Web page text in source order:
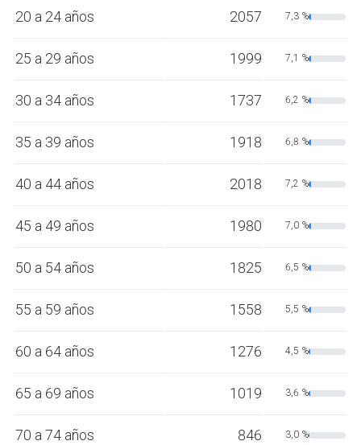
20 a 24 años 2057 7,3 %
25 a 29 años 1999 7,1 %
30 a 34 años 1737 6,2 %
35 a 39 años 1918 6,8 %
40 a 44 años 2018 7,2 %
45 a 49 años 1980 7,0 %
50 a 54 años 1825 6,5 %
55 a 59 años 1558 5,5 %
60 a 64 años 1276 4,5 %
65 a 69 años 1019 3,6 %
70 a 74 años 846 3,0 %